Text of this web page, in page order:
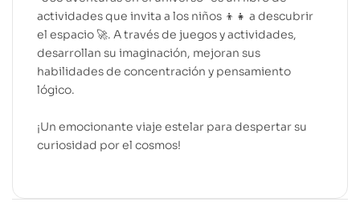
actividades que invita a los niños 👦👧 a descubrir
el espacio 🚀. A través de juegos y actividades,
desarrollan su imaginación, mejoran sus
habilidades de concentración y pensamiento
lógico.
¡Un emocionante viaje estelar para despertar su
curiosidad por el cosmos!